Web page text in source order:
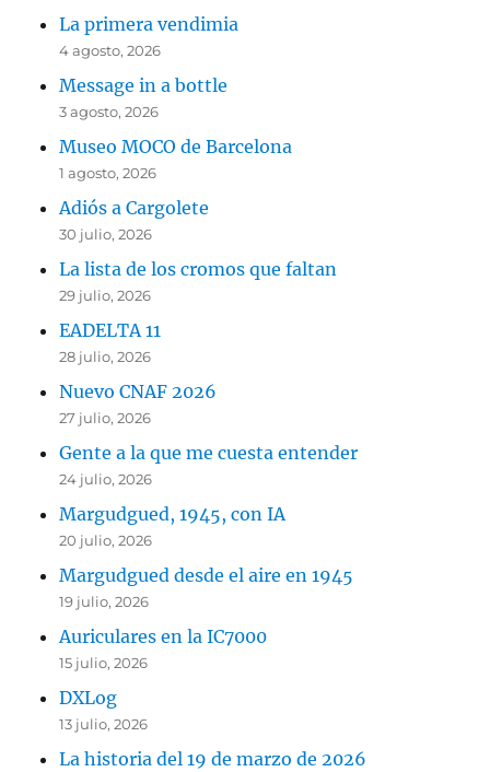
La primera vendimia
4 agosto, 2026
Message in a bottle
3 agosto, 2026
Museo MOCO de Barcelona
1 agosto, 2026
Adiós a Cargolete
30 julio, 2026
La lista de los cromos que faltan
29 julio, 2026
EADELTA 11
28 julio, 2026
Nuevo CNAF 2026
27 julio, 2026
Gente a la que me cuesta entender
24 julio, 2026
Margudgued, 1945, con IA
20 julio, 2026
Margudgued desde el aire en 1945
19 julio, 2026
Auriculares en la IC7000
15 julio, 2026
DXLog
13 julio, 2026
La historia del 19 de marzo de 2026